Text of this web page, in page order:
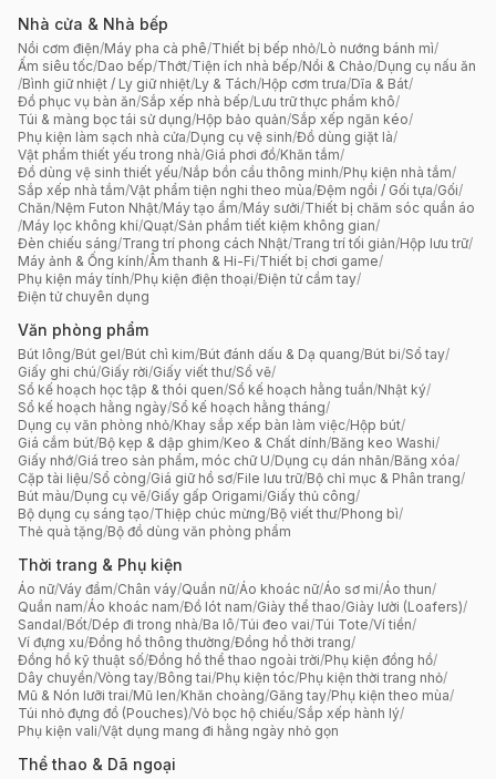
Nhà cửa & Nhà bếp
Nồi cơm điện/Máy pha cà phê/Thiết bị bếp nhỏ/Lò nướng bánh mì/
Ấm siêu tốc/Dao bếp/Thớt/Tiện ích nhà bếp/Nồi & Chảo/Dụng cụ nấu ăn
/Bình giữ nhiệt / Ly giữ nhiệt/Ly & Tách/Hộp cơm trưa/Dĩa & Bát/
Đồ phục vụ bàn ăn/Sắp xếp nhà bếp/Lưu trữ thực phẩm khô/
Túi & màng bọc tái sử dụng/Hộp bảo quản/Sắp xếp ngăn kéo/
Phụ kiện làm sạch nhà cửa/Dụng cụ vệ sinh/Đồ dùng giặt là/
Vật phẩm thiết yếu trong nhà/Giá phơi đồ/Khăn tắm/
Đồ dùng vệ sinh thiết yếu/Nắp bồn cầu thông minh/Phụ kiện nhà tắm/
Sắp xếp nhà tắm/Vật phẩm tiện nghi theo mùa/Đệm ngồi / Gối tựa/Gối/
Chăn/Nệm Futon Nhật/Máy tạo ẩm/Máy sưởi/Thiết bị chăm sóc quần áo
/Máy lọc không khí/Quạt/Sản phẩm tiết kiệm không gian/
Đèn chiếu sáng/Trang trí phong cách Nhật/Trang trí tối giản/Hộp lưu trữ/
Máy ảnh & Ống kính/Âm thanh & Hi-Fi/Thiết bị chơi game/
Phụ kiện máy tính/Phụ kiện điện thoại/Điện tử cầm tay/
Điện tử chuyên dụng
Văn phòng phẩm
Bút lông/Bút gel/Bút chì kim/Bút đánh dấu & Dạ quang/Bút bi/Sổ tay/
Giấy ghi chú/Giấy rời/Giấy viết thư/Sổ vẽ/
Sổ kế hoạch học tập & thói quen/Sổ kế hoạch hằng tuần/Nhật ký/
Sổ kế hoạch hằng ngày/Sổ kế hoạch hằng tháng/
Dụng cụ văn phòng nhỏ/Khay sắp xếp bàn làm việc/Hộp bút/
Giá cắm bút/Bộ kẹp & dập ghim/Keo & Chất dính/Băng keo Washi/
Giấy nhớ/Giá treo sản phẩm, móc chữ U/Dụng cụ dán nhãn/Băng xóa/
Cặp tài liệu/Sổ còng/Giá giữ hồ sơ/File lưu trữ/Bộ chỉ mục & Phân trang/
Bút màu/Dụng cụ vẽ/Giấy gấp Origami/Giấy thủ công/
Bộ dụng cụ sáng tạo/Thiệp chúc mừng/Bộ viết thư/Phong bì/
Thẻ quà tặng/Bộ đồ dùng văn phòng phẩm
Thời trang & Phụ kiện
Áo nữ/Váy đầm/Chân váy/Quần nữ/Áo khoác nữ/Áo sơ mi/Áo thun/
Quần nam/Áo khoác nam/Đồ lót nam/Giày thể thao/Giày lười (Loafers)/
Sandal/Bốt/Dép đi trong nhà/Ba lô/Túi đeo vai/Túi Tote/Ví tiền/
Ví đựng xu/Đồng hồ thông thường/Đồng hồ thời trang/
Đồng hồ kỹ thuật số/Đồng hồ thể thao ngoài trời/Phụ kiện đồng hồ/
Dây chuyền/Vòng tay/Bông tai/Phụ kiện tóc/Phụ kiện thời trang nhỏ/
Mũ & Nón lưỡi trai/Mũ len/Khăn choàng/Găng tay/Phụ kiện theo mùa/
Túi nhỏ đựng đồ (Pouches)/Vỏ bọc hộ chiếu/Sắp xếp hành lý/
Phụ kiện vali/Vật dụng mang đi hằng ngày nhỏ gọn
Thể thao & Dã ngoại